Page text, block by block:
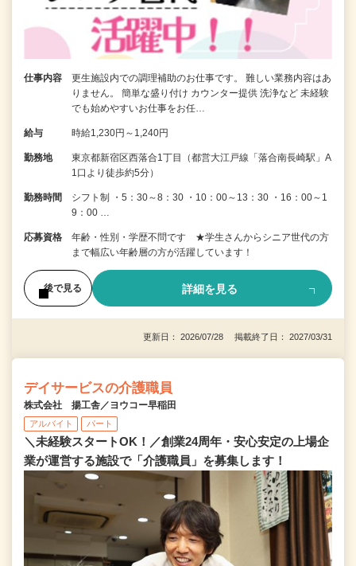
仕事内容
更生施設内での調理補助のお仕事です。 難しい業務内容はあ
りません。 簡単な盛り付け カウンター提供 洗浄など 未経験
でも始めやすいお仕事をお任…
給与 時給1,230円～1,240円
勤務地
東京都新宿区西落合1丁目（都営大江戸線「落合南長崎駅」A
1口より徒歩約5分）
勤務時間
シフト制 ・5：30～8：30 ・10：00～13：30 ・16：00～1
9：00 …
応募資格
年齢・性別・学歴不問です ★学生さんからシニア世代の方
まで幅広い年齢層の方が活躍しています！
後で見る 詳細を見る
更新日： 2026/07/28 掲載終了日： 2027/03/31
デイサービスの介護職員
株式会社 揚工舎／ヨウコー早稲田
アルバイト パート
＼未経験スタートOK！／創業24周年・安心安定の上場企
業が運営する施設で「介護職員」を募集します！